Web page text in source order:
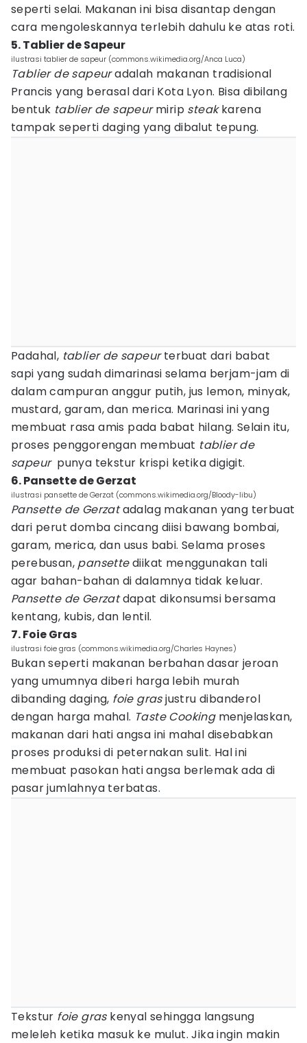
seperti selai. Makanan ini bisa disantap dengan
cara mengoleskannya terlebih dahulu ke atas roti.
5. Tablier de Sapeur
ilustrasi tablier de sapeur (commons.wikimedia.org/Anca Luca)
Tablier de sapeuradalah makanan tradisional
Prancis yang berasal dari Kota Lyon. Bisa dibilang
bentuk tablier de sapeurmirip steakkarena
tampak seperti daging yang dibalut tepung.
Padahal, tablier de sapeurterbuat dari babat
sapi yang sudah dimarinasi selama berjam-jam di
dalam campuran anggur putih, jus lemon, minyak,
mustard, garam, dan merica. Marinasi ini yang
membuat rasa amis pada babat hilang. Selain itu,
proses penggorengan membuat tablier de
sapeurpunya tekstur krispi ketika digigit.
6. Pansette de Gerzat
ilustrasi pansette de Gerzat (commons.wikimedia.org/Bloody-libu)
Pansette de Gerzatadalag makanan yang terbuat
dari perut domba cincang diisi bawang bombai,
garam, merica, dan usus babi. Selama proses
perebusan, pansettediikat menggunakan tali
agar bahan-bahan di dalamnya tidak keluar.
Pansette de Gerzatdapat dikonsumsi bersama
kentang, kubis, dan lentil.
7. Foie Gras
ilustrasi foie gras (commons.wikimedia.org/Charles Haynes)
Bukan seperti makanan berbahan dasar jeroan
yang umumnya diberi harga lebih murah
dibanding daging, foie grasjustru dibanderol
dengan harga mahal. Taste Cookingmenjelaskan,
makanan dari hati angsa ini mahal disebabkan
proses produksi di peternakan sulit. Hal ini
membuat pasokan hati angsa berlemak ada di
pasar jumlahnya terbatas.
Tekstur foie graskenyal sehingga langsung
meleleh ketika masuk ke mulut. Jika ingin makin